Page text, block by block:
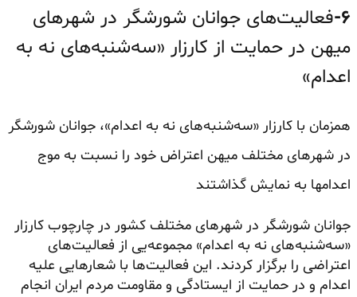
۶- فعالیت‌های جوانان شورشگر در شهرهای
میهن در حمایت از کارزار «سه‌شنبه‌های نه به
اعدام»
همزمان با کارزار «سه‌شنبه‌های نه به اعدام»، جوانان شورشگر
در شهرهای مختلف میهن اعتراض خود را نسبت به موج
اعدامها به نمایش گذاشتند
جوانان شورشگر در شهرهای مختلف کشور در چارچوب کارزار
«سه‌شنبه‌های نه به اعدام» مجموعه‌یی از فعالیت‌های
اعتراضی را برگزار کردند. این فعالیت‌ها با شعارهایی علیه
اعدام و در حمایت از ایستادگی و مقاومت مردم ایران انجام